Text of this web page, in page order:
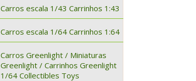
Carros escala 1/43 Carrinhos 1:43
Carros escala 1/64 Carrinhos 1:64
Carros Greenlight / Miniaturas
Greenlight / Carrinhos Greenlight
1/64 Collectibles Toys